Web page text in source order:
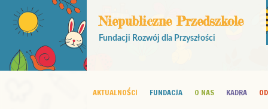
Niepubliczne Przedszkole
Fundacji Rozwój dla Przyszłości
AKTUALNOŚCI FUNDACJA O NAS KADRA